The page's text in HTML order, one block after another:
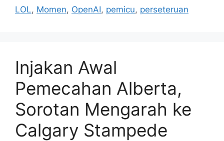
LOL, Momen, OpenAI, pemicu, perseteruan
Injakan Awal
Pemecahan Alberta,
Sorotan Mengarah ke
Calgary Stampede